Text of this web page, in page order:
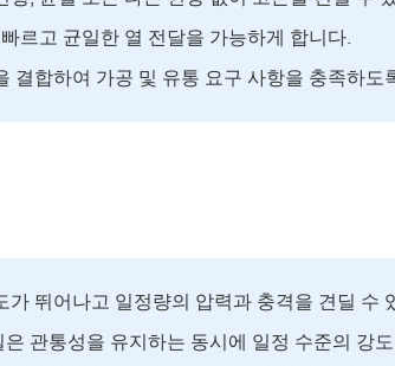
르고 균일한 열 전달을 가능하게 합니다.
결합하여 가공 및 유통 요구 사항을 충족하도
뛰어나고 일정량의 압력과 충격을 견딜 수
관통성을 유지하는 동시에 일정 수준의 강